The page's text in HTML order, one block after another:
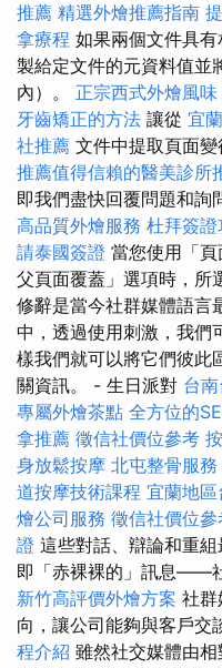
推薦 精選外燴推薦指南
拿療程 如果兩個文件具
製給定文件的元資料值並
內）。 正宗西式外燴風味
牙齒矯正的方法 讓從 宜
社推薦 文件中提取頁面變
推薦值得信賴的醫美診所
即我們盡快回覆問題和詢
高品質外燴服務 杜拜簽證
請泰國簽證 當您使用「
父頁面覆蓋」選項時，所
修辭是當今社群媒體語言
中，透過使用刺激，我們
樣我們就可以將它們彼此
關資訊。 - 生日派對 台
專屬外燴茶點 全方位的
拿推薦 徵信社價位參考
身放鬆按摩 北屯整骨服務
道按摩技術課程 宜蘭地
燴公司服務 徵信社價位參
證 這些對話、辯論和重
即「赤裸裸的」訊息——
新竹高評價外燴方案 社群
向，讓公司能夠與客戶交
程介紹 雖然社交媒體由相